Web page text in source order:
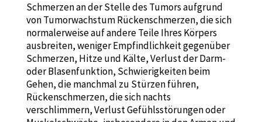
Schmerzen an der Stelle des Tumors aufgrund
von Tumorwachstum Rückenschmerzen, die sich
normalerweise auf andere Teile Ihres Körpers
ausbreiten, weniger Empfindlichkeit gegenüber
Schmerzen, Hitze und Kälte, Verlust der Darm-
oder Blasenfunktion, Schwierigkeiten beim
Gehen, die manchmal zu Stürzen führen,
Rückenschmerzen, die sich nachts
verschlimmern, Verlust Gefühlsstörungen oder